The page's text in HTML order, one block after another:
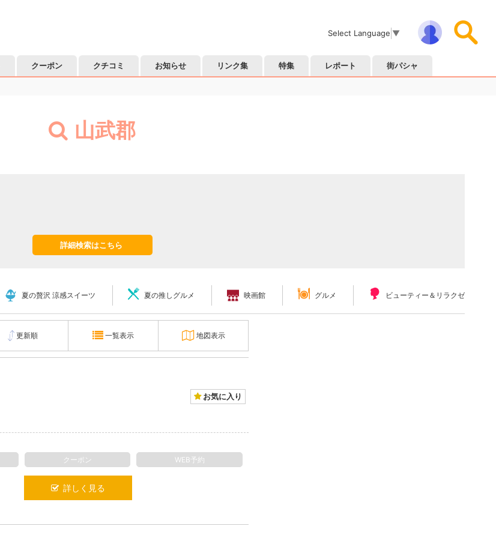
Select Language ▼
クーポン クチコミ お知らせ リンク集 特集 レポート 街パシャ
山武郡
詳細検索はこちら
夏の贅沢 涼感スイーツ 夏の推しグルメ 映画館 グルメ ビューティー＆リラクゼーション
更新順 一覧表示 地図表示
お気に入り
クーポン WEB予約
詳しく見る